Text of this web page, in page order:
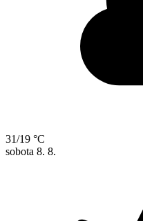
31/19 °C
sobota 8. 8.